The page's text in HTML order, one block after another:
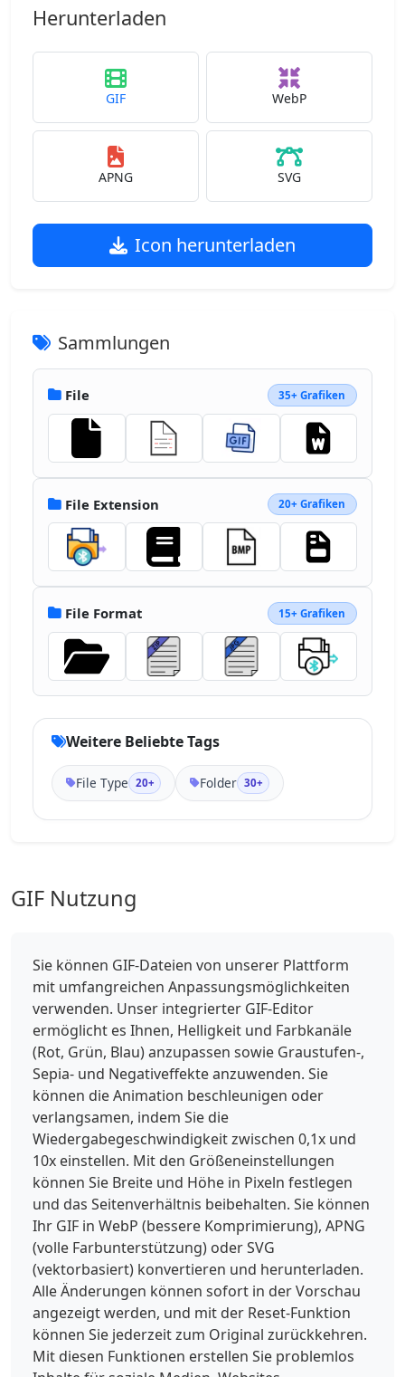
Herunterladen
GIF WebP
APNG SVG
Icon herunterladen
Sammlungen
File 35+ Grafiken
File Extension 20+ Grafiken
File Format 15+ Grafiken
Weitere Beliebte Tags
File Type 20+ Folder 30+
GIF Nutzung
Sie können GIF-Dateien von unserer Plattform
mit umfangreichen Anpassungsmöglichkeiten
verwenden. Unser integrierter GIF-Editor
ermöglicht es Ihnen, Helligkeit und Farbkanäle
(Rot, Grün, Blau) anzupassen sowie Graustufen-,
Sepia- und Negativeffekte anzuwenden. Sie
können die Animation beschleunigen oder
verlangsamen, indem Sie die
Wiedergabegeschwindigkeit zwischen 0,1x und
10x einstellen. Mit den Größeneinstellungen
können Sie Breite und Höhe in Pixeln festlegen
und das Seitenverhältnis beibehalten. Sie können
Ihr GIF in WebP (bessere Komprimierung), APNG
(volle Farbunterstützung) oder SVG
(vektorbasiert) konvertieren und herunterladen.
Alle Änderungen können sofort in der Vorschau
angezeigt werden, und mit der Reset-Funktion
können Sie jederzeit zum Original zurückkehren.
Mit diesen Funktionen erstellen Sie problemlos